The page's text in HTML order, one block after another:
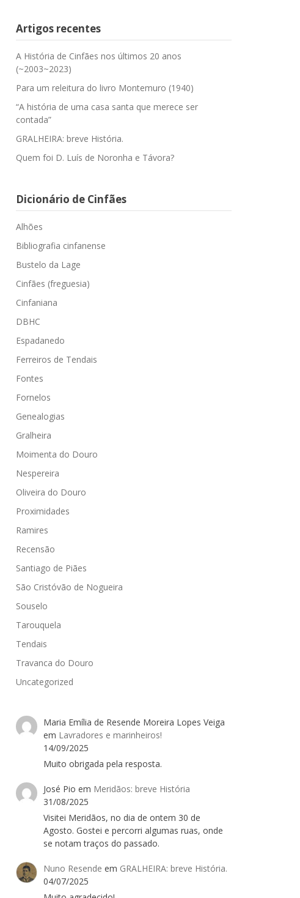
Artigos recentes
A História de Cinfães nos últimos 20 anos
(~2003~2023)
Para um releitura do livro Montemuro (1940)
“A história de uma casa santa que merece ser
contada”
GRALHEIRA: breve História.
Quem foi D. Luís de Noronha e Távora?
Dicionário de Cinfães
Alhões
Bibliografia cinfanense
Bustelo da Lage
Cinfães (freguesia)
Cinfaniana
DBHC
Espadanedo
Ferreiros de Tendais
Fontes
Fornelos
Genealogias
Gralheira
Moimenta do Douro
Nespereira
Oliveira do Douro
Proximidades
Ramires
Recensão
Santiago de Piães
São Cristóvão de Nogueira
Souselo
Tarouquela
Tendais
Travanca do Douro
Uncategorized
Maria Emília de Resende Moreira Lopes Veiga
em Lavradores e marinheiros!
14/09/2025
Muito obrigada pela resposta.
José Pio em Meridãos: breve História
31/08/2025
Visitei Meridãos, no dia de ontem 30 de
Agosto. Gostei e percorri algumas ruas, onde
se notam traços do passado.
Nuno Resende em GRALHEIRA: breve História.
04/07/2025